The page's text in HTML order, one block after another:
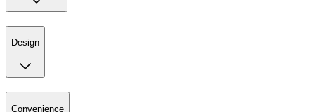
Design
Convenience